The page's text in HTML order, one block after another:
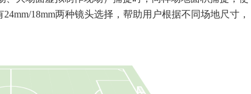
18mm两种镜头选择，帮助用户根据不同场地尺寸，